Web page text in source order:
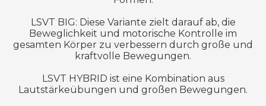
LSVT BIG: Diese Variante zielt darauf ab, die
Beweglichkeit und motorische Kontrolle im
gesamten Körper zu verbessern durch große und
kraftvolle Bewegungen.
LSVT HYBRID ist eine Kombination aus
Lautstärkeübungen und großen Bewegungen.